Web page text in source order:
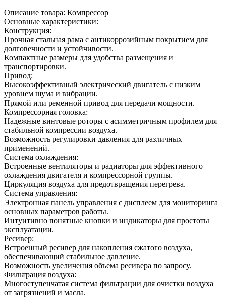
Описание товара: Компрессор
Основные характеристики:
Конструкция:
Прочная стальная рама с антикоррозийным покрытием для
долговечности и устойчивости.
Компактные размеры для удобства размещения и
транспортировки.
Привод:
Высокоэффективный электрический двигатель с низким
уровнем шума и вибрации.
Прямой или ременной привод для передачи мощности.
Компрессорная головка:
Надежные винтовые роторы с асимметричным профилем для
стабильной компрессии воздуха.
Возможность регулировки давления для различных
применений.
Система охлаждения:
Встроенные вентиляторы и радиаторы для эффективного
охлаждения двигателя и компрессорной группы.
Циркуляция воздуха для предотвращения перегрева.
Система управления:
Электронная панель управления с дисплеем для мониторинга
основных параметров работы.
Интуитивно понятные кнопки и индикаторы для простоты
эксплуатации.
Ресивер:
Встроенный ресивер для накопления сжатого воздуха,
обеспечивающий стабильное давление.
Возможность увеличения объема ресивера по запросу.
Фильтрация воздуха:
Многоступенчатая система фильтрации для очистки воздуха
от загрязнений и масла.